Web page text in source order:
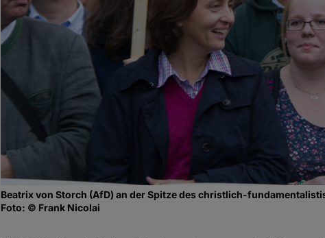
Beatrix von Storch (AfD) an der Spitze des christlich-
Foto: © Frank Nicolai